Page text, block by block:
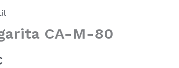
CA-M-80
de
precios: